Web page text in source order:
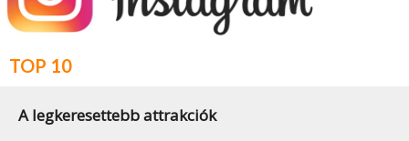
TOP 10
A legkeresettebb attrakciók